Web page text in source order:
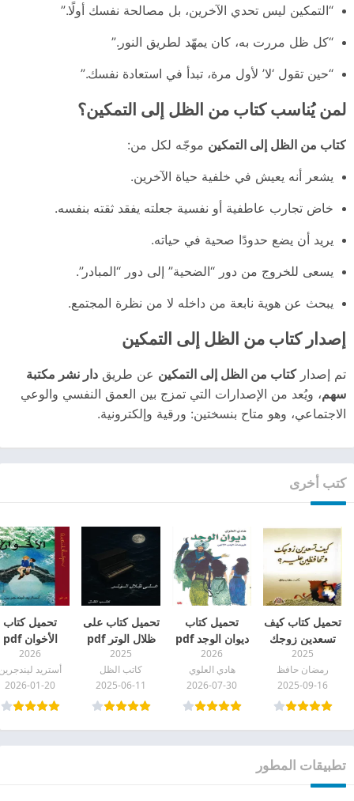
“التمكين ليس تحدي الآخرين، بل مصالحة نفسك أولًا.”
“كل ظل مررت به، كان يمهّد لطريق النور.”
“حين تقول ‘لا’ لأول مرة، تبدأ في استعادة نفسك.”
لمن يُناسب كتاب من الظل إلى التمكين؟
كتاب من الظل إلى التمكين موجّه لكل من:
يشعر أنه يعيش في خلفية حياة الآخرين.
خاض تجارب عاطفية أو نفسية جعلته يفقد ثقته بنفسه.
يريد أن يضع حدودًا صحية في حياته.
يسعى للخروج من دور “الضحية” إلى دور “المبادر”.
يبحث عن هوية نابعة من داخله لا من نظرة المجتمع.
إصدار كتاب من الظل إلى التمكين
تم إصداركتاب من الظل إلى التمكين عن طريق دار نشر مكتبة
سهم، ويُعد من الإصدارات التي تمزج بين العمق النفسي والوعي
الاجتماعي، وهو متاح بنسختين: ورقية وإلكترونية.
كتب أخرى
تحميل كتاب كيف
تسعدين زوجك
pdf
2025
رمضان حافظ
2025-09-16
تحميل كتاب
ديوان الوجد pdf
2026
هادي العلوي
2026-07-30
تحميل كتاب على
ظلال الوتر pdf
2025
كاتب الظل
2025-06-11
تحميل كتاب
الأخوان pdf
2026
أستريد
2026-01-20
تطبيقات المطور